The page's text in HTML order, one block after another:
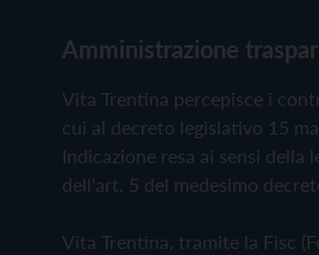
Amministrazione
Vita Trentina percepisce i
cui al decreto legislativo 15
Indicazione resa ai sensi della
dell'art. 5 del medesimo
Vita Trentina, tramite la Fisc